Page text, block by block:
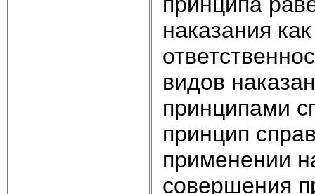
наказания
видов
принципами
принцип
применении
совершения